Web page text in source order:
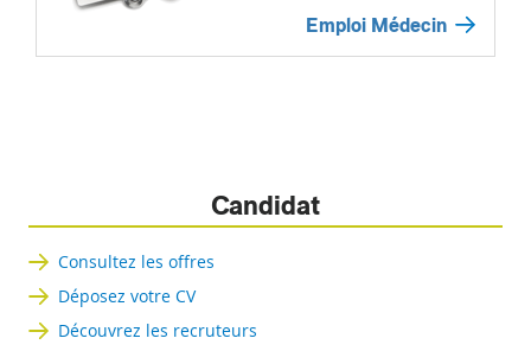
Emploi Médecin
Candidat
Consultez les offres
Déposez votre CV
Découvrez les recruteurs